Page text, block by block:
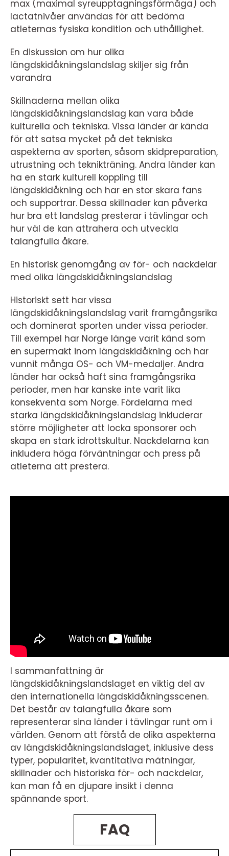
max (maximal syreupptagningsförmåga) och
lactatnivåer användas för att bedöma
atleternas fysiska kondition och uthållighet.
En diskussion om hur olika
längdskidåkningslandslag skiljer sig från
varandra
Skillnaderna mellan olika
längdskidåkningslandslag kan vara både
kulturella och tekniska. Vissa länder är kända
för att satsa mycket på det tekniska
aspekterna av sporten, såsom skidpreparation,
utrustning och teknikträning. Andra länder kan
ha en stark kulturell koppling till
längdskidåkning och har en stor skara fans
och supportrar. Dessa skillnader kan påverka
hur bra ett landslag presterar i tävlingar och
hur väl de kan attrahera och utveckla
talangfulla åkare.
En historisk genomgång av för- och nackdelar
med olika längdskidåkningslandslag
Historiskt sett har vissa
längdskidåkningslandslag varit framgångsrika
och dominerat sporten under vissa perioder.
Till exempel har Norge länge varit känd som
en supermakt inom längdskidåkning och har
vunnit många OS- och VM-medaljer. Andra
länder har också haft sina framgångsrika
perioder, men har kanske inte varit lika
konsekventa som Norge. Fördelarna med
starka längdskidåkningslandslag inkluderar
större möjligheter att locka sponsorer och
skapa en stark idrottskultur. Nackdelarna kan
inkludera höga förväntningar och press på
atleterna att prestera.
I sammanfattning är
längdskidåkningslandslaget en viktig del av
den internationella längdskidåkningsscenen.
Det består av talangfulla åkare som
representerar sina länder i tävlingar runt om i
världen. Genom att förstå de olika aspekterna
av längdskidåkningslandslaget, inklusive dess
typer, popularitet, kvantitativa mätningar,
skillnader och historiska för- och nackdelar,
kan man få en djupare insikt i denna
spännande sport.
FAQ